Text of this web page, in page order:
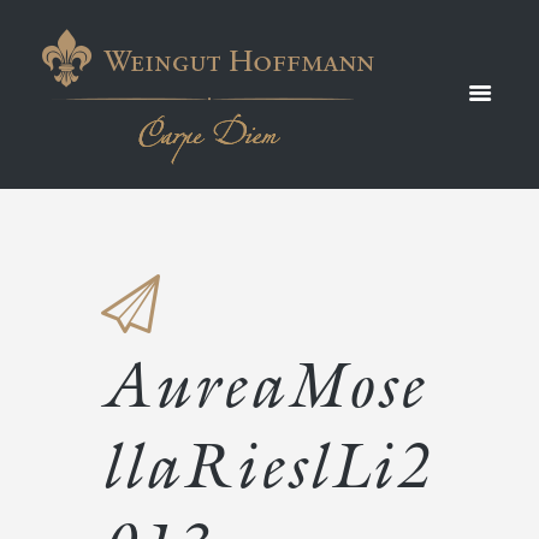
RieslLi
2013
AureaMose
llaRieslLi2